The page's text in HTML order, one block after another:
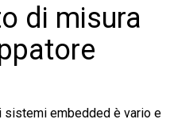
di misura
sistemi embedded è vario e